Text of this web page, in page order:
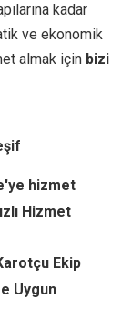
kadar
ve ekonomik
almak için bizi
hizmet
Hizmet
Ekip
Uygun